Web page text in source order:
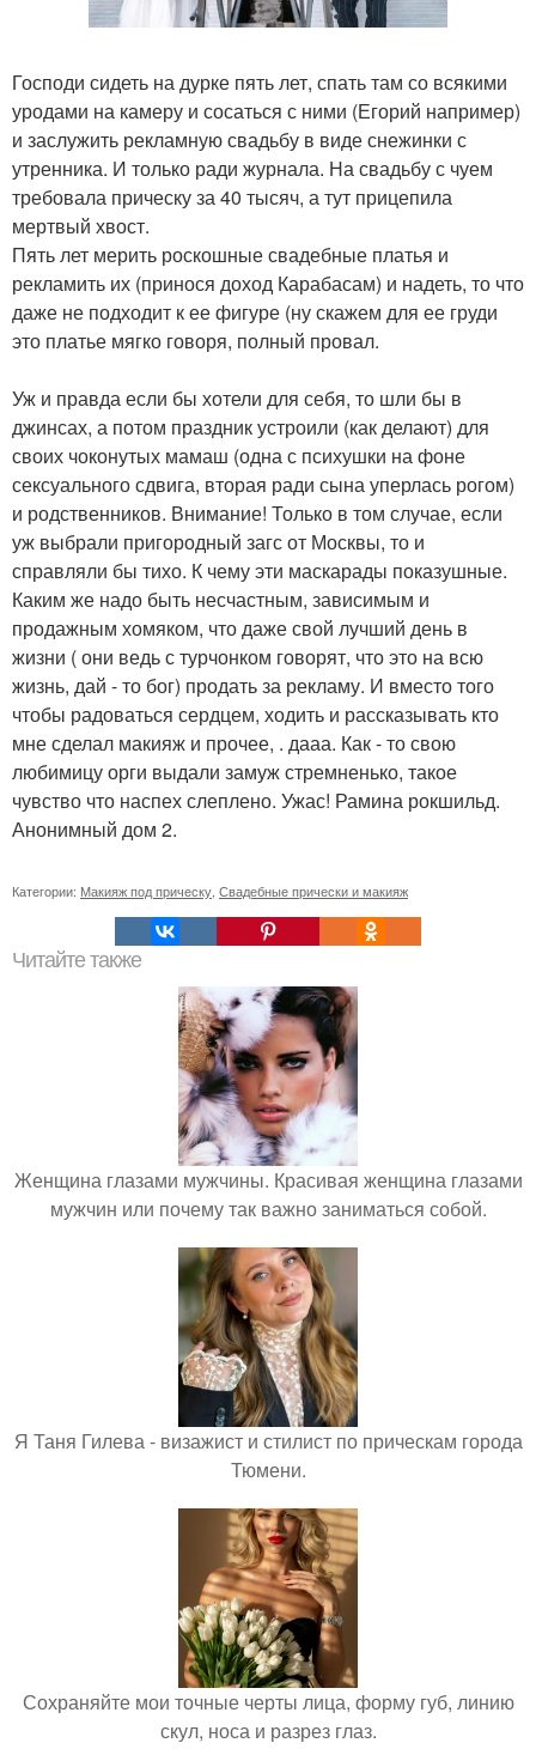
Господи сидеть на дурке пять лет, спать там со всякими
уродами на камеру и сосаться с ними (Егорий например)
и заслужить рекламную свадьбу в виде снежинки с
утренника. И только ради журнала. На свадьбу с чуем
требовала прическу за 40 тысяч, а тут прицепила
мертвый хвост.
Пять лет мерить роскошные свадебные платья и
рекламить их (принося доход Карабасам) и надеть, то что
даже не подходит к ее фигуре (ну скажем для ее груди
это платье мягко говоря, полный провал.
Уж и правда если бы хотели для себя, то шли бы в
джинсах, а потом праздник устроили (как делают) для
своих чоконутых мамаш (одна с психушки на фоне
сексуального сдвига, вторая ради сына уперлась рогом)
и родственников. Внимание! Только в том случае, если
уж выбрали пригородный загс от Москвы, то и
справляли бы тихо. К чему эти маскарады показушные.
Каким же надо быть несчастным, зависимым и
продажным хомяком, что даже свой лучший день в
жизни ( они ведь с турчонком говорят, что это на всю
жизнь, дай - то бог) продать за рекламу. И вместо того
чтобы радоваться сердцем, ходить и рассказывать кто
мне сделал макияж и прочее, . дааа. Как - то свою
любимицу орги выдали замуж стремненько, такое
чувство что наспех слеплено. Ужас! Рамина рокшильд.
Анонимный дом 2.
Категории: Макияж под прическу Свадебные прически и макияж
Читайте также
Женщина глазами мужчины. Красивая женщина глазами
мужчин или почему так важно заниматься собой.
Я Таня Гилева - визажист и стилист по прическам города
Тюмени.
Сохраняйте мои точные черты лица, форму губ, линию
скул, носа и разрез глаз.